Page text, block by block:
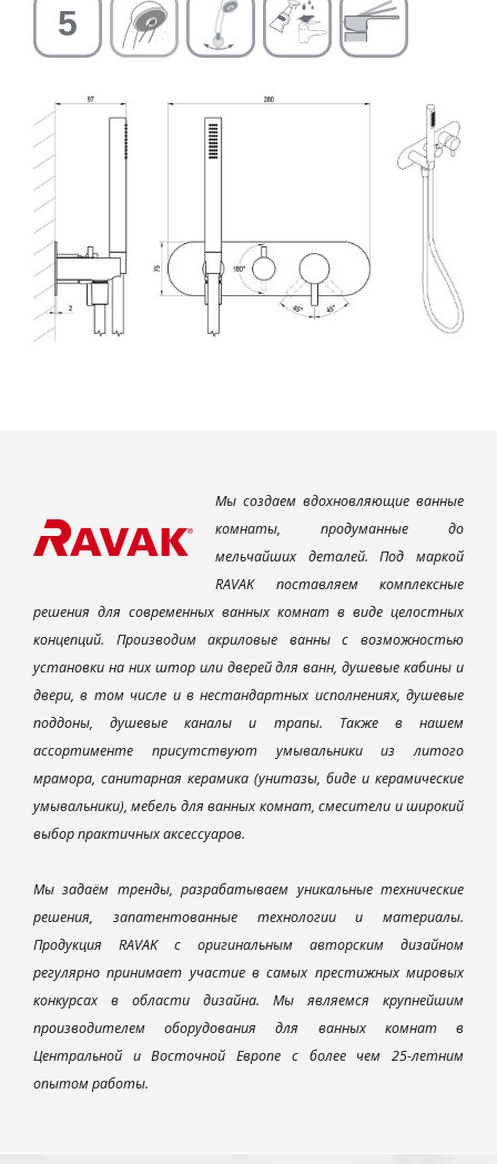
Мы создаем вдохновляющие ванные
комнаты, продуманные до
мельчайших деталей. Под маркой
RAVAK поставляем комплексные
решения для современных ванных комнат в виде целостных
концепций. Производим акриловые ванны с возможностью
установки на них штор или дверей для ванн, душевые кабины и
двери, в том числе и в нестандартных исполнениях, душевые
поддоны, душевые каналы и трапы. Также в нашем
ассортименте присутствуют умывальники из литого
мрамора, санитарная керамика (унитазы, биде и керамические
умывальники), мебель для ванных комнат, смесители и широкий
выбор практичных аксессуаров.
Мы задаём тренды, разрабатываем уникальные технические
решения, запатентованные технологии и материалы.
Продукция RAVAK с оригинальным авторским дизайном
регулярно принимает участие в самых престижных мировых
конкурсах в области дизайна. Мы являемся крупнейшим
производителем оборудования для ванных комнат в
Центральной и Восточной Европе с более чем 25-летним
опытом работы.